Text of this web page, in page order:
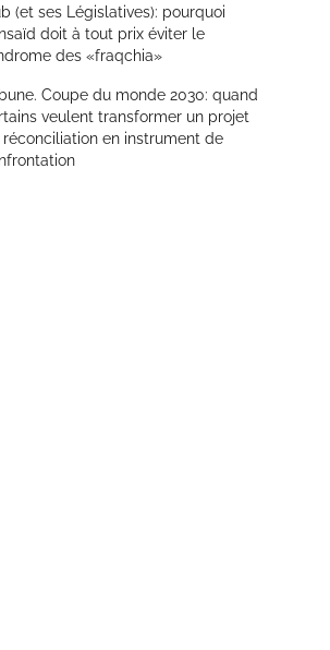
(et ses Législatives): pourquoi
doit à tout prix éviter le
des «fraqchia»
Coupe du monde 2030: quand
veulent transformer un projet
réconciliation en instrument de